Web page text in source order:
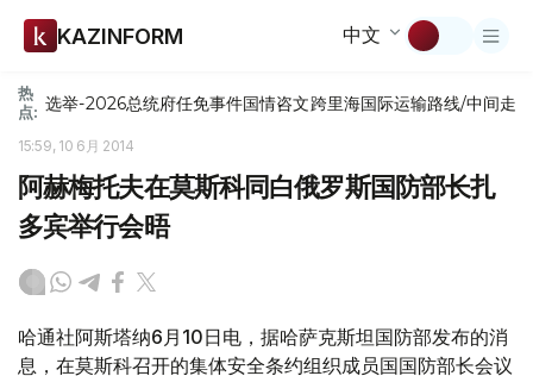
KAZINFORM 中文
热
点: 选举-2026总统府任免事件国情咨文跨里海国际运输路线/中间走廊
15:59, 10 6月 2014
阿赫梅托夫在莫斯科同白俄罗斯国防部长扎
多宾举行会晤
哈通社阿斯塔纳6月10日电，据哈萨克斯坦国防部发布的消
息，在莫斯科召开的集体安全条约组织成员国国防部长会议